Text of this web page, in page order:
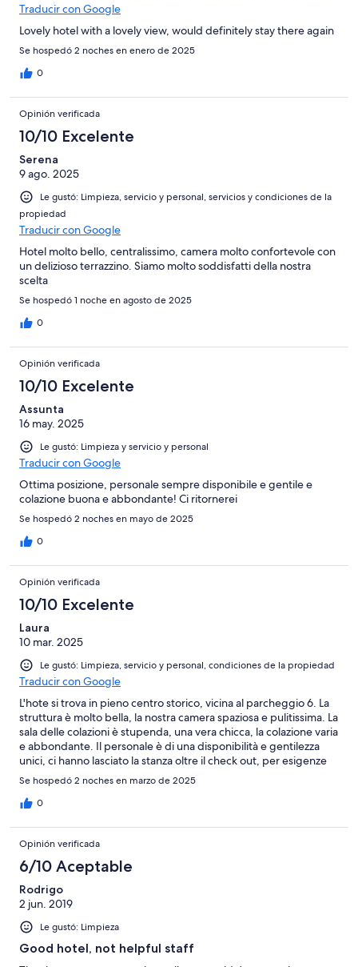
Traducir con Google
Lovely hotel with a lovely view, would definitely stay there again
Se hospedó 2 noches en enero de 2025
0
Opinión verificada
10/10 Excelente
Serena
9 ago. 2025
Le gustó: Limpieza, servicio y personal, servicios y condiciones de la
propiedad
Traducir con Google
Hotel molto bello, centralissimo, camera molto confortevole con
un delizioso terrazzino. Siamo molto soddisfatti della nostra
scelta
Se hospedó 1 noche en agosto de 2025
0
Opinión verificada
10/10 Excelente
Assunta
16 may. 2025
Le gustó: Limpieza y servicio y personal
Traducir con Google
Ottima posizione, personale sempre disponibile e gentile e
colazione buona e abbondante! Ci ritornerei
Se hospedó 2 noches en mayo de 2025
0
Opinión verificada
10/10 Excelente
Laura
10 mar. 2025
Le gustó: Limpieza, servicio y personal, condiciones de la propiedad
Traducir con Google
L'hote si trova in pieno centro storico, vicina al parcheggio 6. La
struttura è molto bella, la nostra camera spaziosa e pulitissima. La
sala delle colazioni è stupenda, una vera chicca, la colazione varia
e abbondante. Il personale è di una disponibilità e gentilezza
unici, ci hanno lasciato la stanza oltre il check out, per esigenze
nostre, visto che avevamo dei bambini. Davvero super
consigliato !
Se hospedó 2 noches en marzo de 2025
0
Opinión verificada
6/10 Aceptable
Rodrigo
2 jun. 2019
Le gustó: Limpieza
Good hotel, not helpful staff